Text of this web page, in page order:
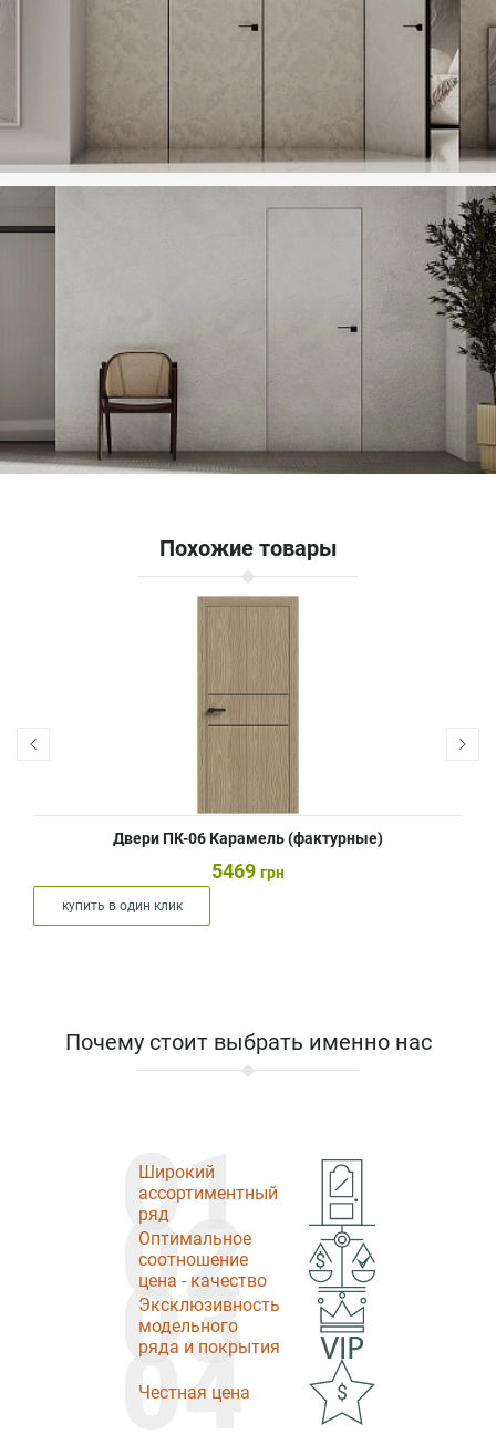
Похожие товары
Двери ПК-06 Карамель (фактурные)
5469 грн
купить в один клик
Почему стоит выбрать именно нас
Широкий
ассортиментный
ряд
01
Оптимальное
соотношение
цена - качество
02
Эксклюзивность
модельного
ряда и покрытия
03
Честная цена
04